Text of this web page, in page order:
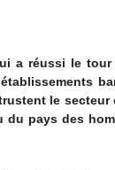
a réussi le
le secteur
pays des